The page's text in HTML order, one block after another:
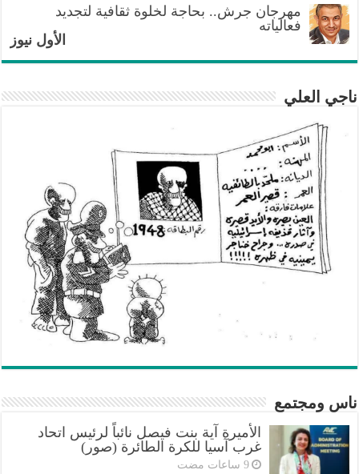
مهرجان جرش.. بحاجة لخلوة ثقافية لتجديد
فعالياته
الأول نيوز
ناجي العلي
ناس ومجتمع
الأميرة آية بنت فيصل نائباً لرئيس اتحاد
غرب آسيا للكرة الطائرة (صور)
‏9 ساعات مضت